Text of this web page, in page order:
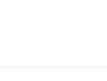
Légal